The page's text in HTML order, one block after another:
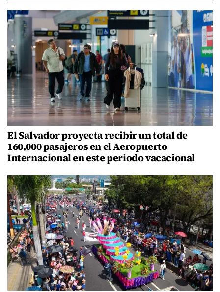
El Salvador proyecta recibir un total de
160,000 pasajeros en el Aeropuerto
Internacional en este periodo vacacional